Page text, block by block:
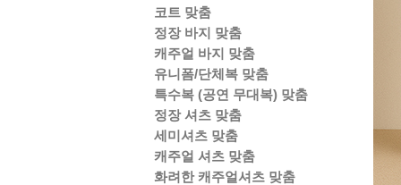
코트 맞춤
정장 바지 맞춤
캐주얼 바지 맞춤
유니폼/단체복 맞춤
특수복 (공연 무대복) 맞춤
정장 셔츠 맞춤
세미셔츠 맞춤
캐주얼 셔츠 맞춤
화려한 캐주얼셔츠 맞춤